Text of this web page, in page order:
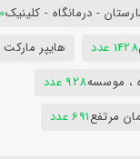
- درمانگاه - کلینیک
1428 عدد هایپر
، موسسه928 عدد
مرتفع691 عدد